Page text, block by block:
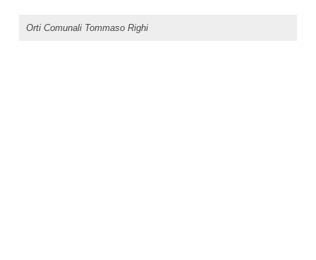
Orti Comunali Tommaso Righi